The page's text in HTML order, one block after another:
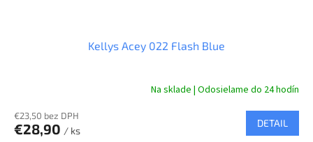
Kellys Acey 022 Flash Blue
Na sklade | Odosielame do 24 hodín
€23,50 bez DPH
€28,90 / ks
DETAIL